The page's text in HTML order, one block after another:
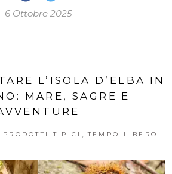
6 Ottobre 2025
L’ISOLA D’ELBA IN
MARE, SAGRE E
PRODOTTI TIPICI , TEMPO LIBERO